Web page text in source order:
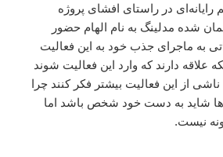
در راستای افشای پروژه
شده مدلینگ به نام الهام حضور
به ماجرای جذب خود به این فعالیت
علاقه دارند که وارد این فعالیت شوند
ناشی از این فعالیت بیشتر فکر کنند چرا
ها شاید به دست خود شخص باشد اما
نیست.